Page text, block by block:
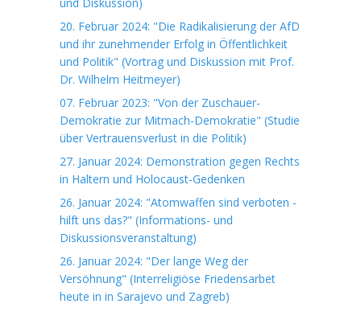
20. Februar 2024: "Die Radikalisierung der AfD
und ihr zunehmender Erfolg in Öffentlichkeit
und Politik" (Vortrag und Diskussion mit Prof.
Dr. Wilhelm Heitmeyer)
07. Februar 2023: "Von der Zuschauer-
Demokratie zur Mitmach-Demokratie" (Studie
über Vertrauensverlust in die Politik)
27. Januar 2024: Demonstration gegen Rechts
in Haltern und Holocaust-Gedenken
26. Januar 2024: "Atomwaffen sind verboten -
hilft uns das?" (Informations- und
Diskussionsveranstaltung)
26. Januar 2024: "Der lange Weg der
Versöhnung" (Interreligiöse Friedensarbet
heute in in Sarajevo und Zagreb)